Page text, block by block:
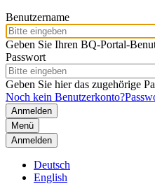
Benutzername
Geben Sie Ihren BQ-Portal-
Passwort
Geben Sie hier das zugehörige
Noch kein Benutzerkonto?
Menü
Anmelden
Deutsch
English